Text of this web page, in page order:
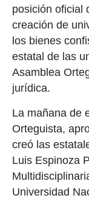
posición oficial
creación de
los bienes
estatal de las
Asamblea
jurídica.
La mañana de
Orteguista,
creó las
Luis Espinoza
Universidad